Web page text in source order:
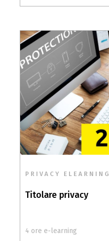
PRIVACY ELEARNING
Titolare privacy
4 ore e-learning